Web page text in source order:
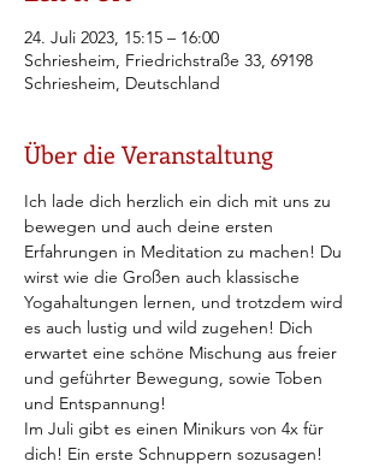
24. Juli 2023, 15:15 – 16:00
Schriesheim, Friedrichstraße 33, 69198
Schriesheim, Deutschland
Über die Veranstaltung
Ich lade dich herzlich ein dich mit uns zu
bewegen und auch deine ersten
Erfahrungen in Meditation zu machen! Du
wirst wie die Großen auch klassische
Yogahaltungen lernen, und trotzdem wird
es auch lustig und wild zugehen! Dich
erwartet eine schöne Mischung aus freier
und geführter Bewegung, sowie Toben
und Entspannung!
Im Juli gibt es einen Minikurs von 4x für
dich! Ein erste Schnuppern sozusagen!